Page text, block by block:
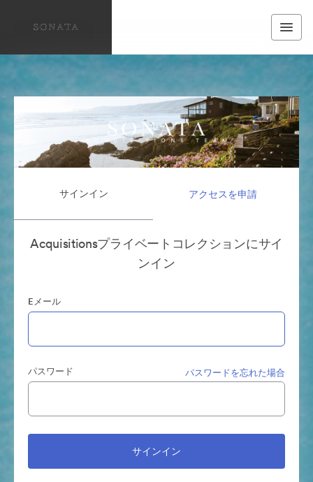
サインイン アクセスを申請
Acquisitionsプライベートコレクションにサイ
ンイン
Eメール
パスワード パスワードを忘れた場合